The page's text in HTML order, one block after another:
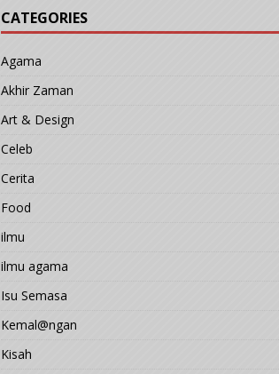
CATEGORIES
Agama
Akhir Zaman
Art & Design
Celeb
Cerita
Food
ilmu
ilmu agama
Isu Semasa
Kemal@ngan
Kisah